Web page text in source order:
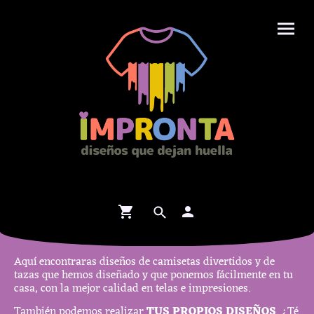
Aquí encontraras diseños de camisetas divertidos y de
tazas que hemos diseñado y que ponemos fácilmente en tu
casa, con la mejor calidad en telas e impresiones.